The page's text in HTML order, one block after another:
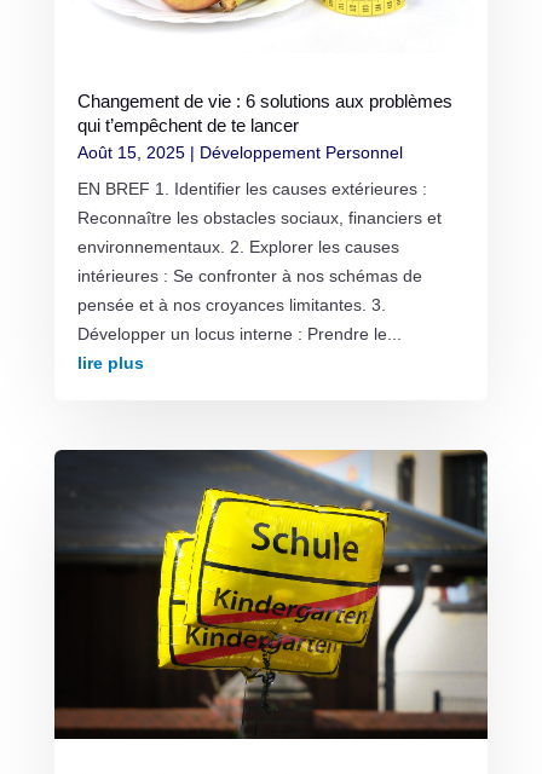
Changement de vie : 6 solutions aux problèmes
qui t’empêchent de te lancer
Août 15, 2025| Développement Personnel
EN BREF 1. Identifier les causes extérieures :
Reconnaître les obstacles sociaux, financiers et
environnementaux. 2. Explorer les causes
intérieures : Se confronter à nos schémas de
pensée et à nos croyances limitantes. 3.
Développer un locus interne : Prendre le...
lire plus